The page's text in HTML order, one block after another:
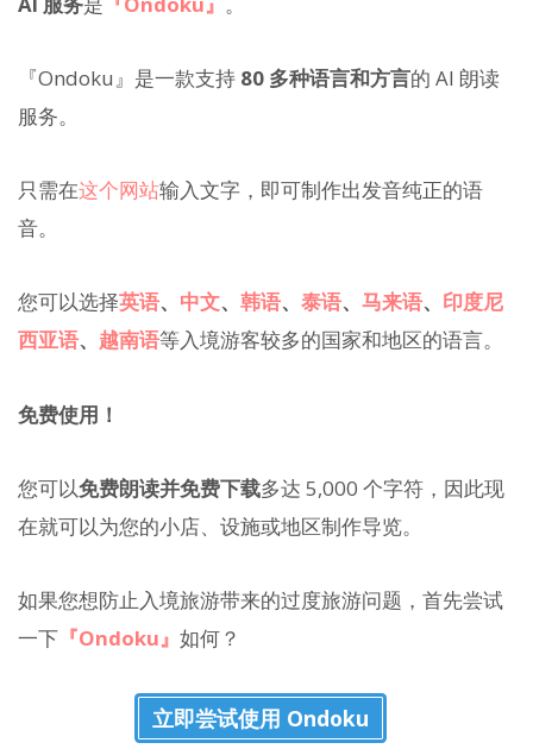
『Ondoku』是一款支持 80 多种语言和方言的 AI 朗读
服务。
只需在这个网站输入文字，即可制作出发音纯正的语
音。
您可以选择英语、 中文、 韩语、 泰语、 马来语、 印度尼
西亚语、 越南语等入境游客较多的国家和地区的语言。
免费使用！
您可以免费朗读并免费下载多达 5,000 个字符，因此现
在就可以为您的小店、设施或地区制作导览。
如果您想防止入境旅游带来的过度旅游问题，首先尝试
一下 『Ondoku』 如何？
立即尝试使用 Ondoku